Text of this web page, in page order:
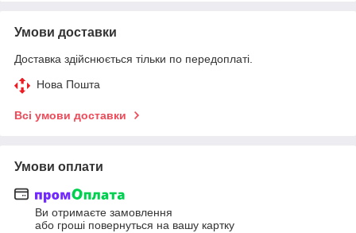
Умови доставки
Доставка здійснюється тільки по передоплаті.
Нова Пошта
Всі умови доставки
Умови оплати
Ви отримаєте замовлення
або гроші повернуться на вашу картку